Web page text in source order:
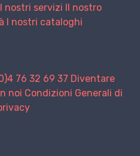
I nostri servizi Il nostro
I nostri cataloghi
76 32 69 37 Diventare
noi Condizioni Generali di